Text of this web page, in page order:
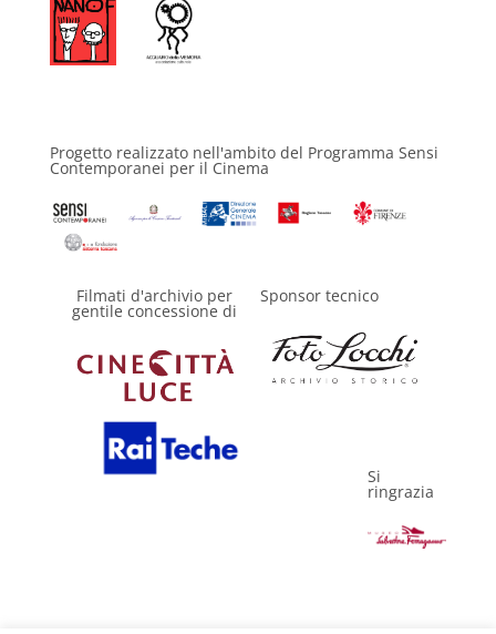
Progetto realizzato nell'ambito del Programma Sensi
Contemporanei per il Cinema
Filmati d'archivio per
gentile concessione di
Sponsor tecnico
Si
ringrazia